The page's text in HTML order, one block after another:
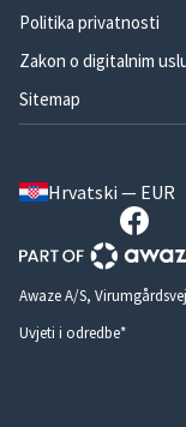
Politika privatnosti
Zakon o digitalnim
Sitemap
Hrvatski — EUR
Awaze A/S,
Uvjeti i odredbe*